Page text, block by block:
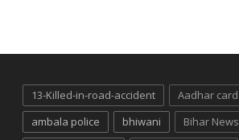
13-Killed-in-road-accident Aadhar card
ambala police
bhiwani
Bihar News